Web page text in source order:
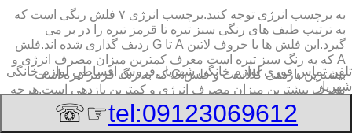
به برچسب انرژی توجه کنید.برچسب انرژی ٧ فلش رنگی است که
به ترتیب طیف های رنگی سبز تیره تا قرمز تیره را در بر می
گیرد.این فلش ها با حروف لاتین A تا G ردیف گذاری شده اند.فلش
A که به رنگ سبز تیره است معرف کمترین میزان مصرف انرژی و
بیشترین بازدهی کالاست و فلش G که به رنگ قرمز تیره است
معرف بیشترین میزان مصرف انرژی و کمترین بازدهی است.هرچه
درجه کیفیت مصرف انرژی وسیله به گزینه A نزدیک تر باشد وسیله
کم مصرف تر و کم هزینه تر است.پرمصرف ترین لوازم برقی به
تلفن تماس فوریلوازم خانگی شهریار,فروش اقساطی لوازم خانگی
شهریار
tel:09123069612
☞☏